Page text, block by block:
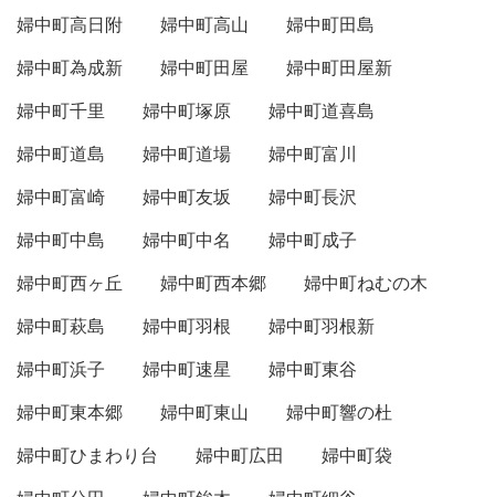
婦中町高日附
婦中町高山
婦中町田島
婦中町為成新
婦中町田屋
婦中町田屋新
婦中町千里
婦中町塚原
婦中町道喜島
婦中町道島
婦中町道場
婦中町富川
婦中町富崎
婦中町友坂
婦中町長沢
婦中町中島
婦中町中名
婦中町成子
婦中町西ヶ丘
婦中町西本郷
婦中町ねむの木
婦中町萩島
婦中町羽根
婦中町羽根新
婦中町浜子
婦中町速星
婦中町東谷
婦中町東本郷
婦中町東山
婦中町響の杜
婦中町ひまわり台
婦中町広田
婦中町袋